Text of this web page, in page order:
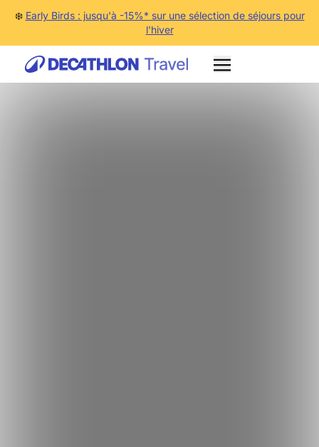
❄️ Early Birds : jusqu'à -15%* sur une sélection de séjours pour
l'hiver